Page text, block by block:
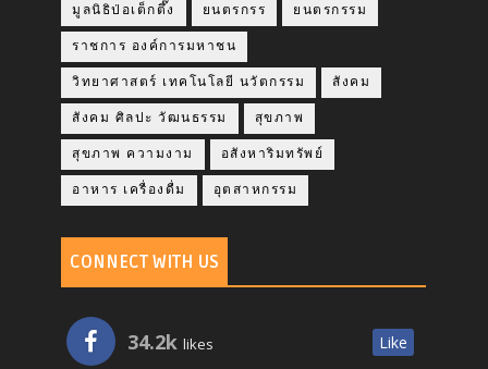
มูลนิธิป่อเต็กตึ๊ง ยนตรกรร ยนตรกรรม
ราชการ องค์การมหาชน
วิทยาศาสตร์ เทคโนโลยี นวัตกรรม สังคม
สังคม ศิลปะ วัฒนธรรม สุขภาพ
สุขภาพ ความงาม อสังหาริมทรัพย์
อาหาร เครื่องดื่ม อุตสาหกรรม
CONNECT WITH US
34.2k likes Like